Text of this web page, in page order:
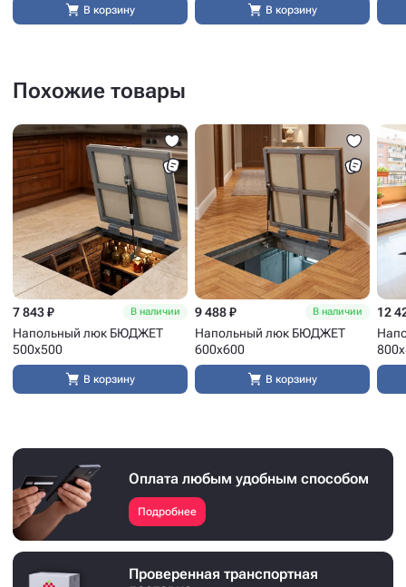
В корзину В корзину
Похожие товары
7 843 ₽ В наличии
Напольный люк БЮДЖЕТ
500x500
В корзину
9 488 ₽ В наличии
Напольный люк БЮДЖЕТ
600x600
В корзину
12
Оплата любым удобным способом
Подробнее
Проверенная транспортная